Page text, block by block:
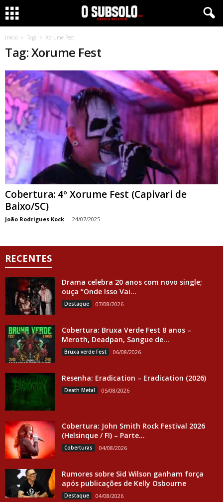
Início Tags Xorume Fest
Tag: Xorume Fest
Cobertura: 4º Xorume Fest (Capivari de
Baixo/SC)
João Rodrigues Kock - 24/07/2025
RECENTES
Drama celebra 20 anos com novo single;
ouça “Onde Isso Vai...
Destaque 07/08/2026
Cobertura: Bruxa Verde Fest 8 anos –
Meroth, Deadpan, Sangue de...
Bruxa verde Fest 06/08/2026
Resenha: Eradication – Eradication (2026)
Death Metal 05/08/2026
Cobertura: John Smith Rock Festival 2026
(Helsinque / FI) – Parte...
Coberturas 04/08/2026
Rumores sobre Sid Wilson ganham força
após publicações de Kelly Osbourne
Destaque 04/08/2026